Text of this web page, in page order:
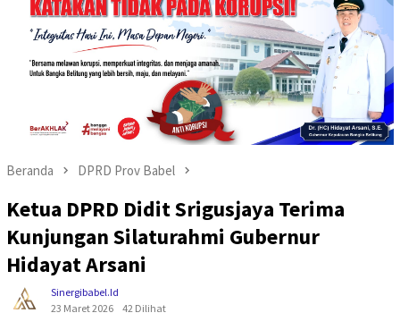
Beranda DPRD Prov Babel
Ketua DPRD Didit Srigusjaya Terima
Kunjungan Silaturahmi Gubernur
Hidayat Arsani
Sinergibabel.id
23 Maret 2026
42 Dilihat